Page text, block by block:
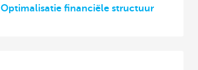
Optimalisatie financiële structuur